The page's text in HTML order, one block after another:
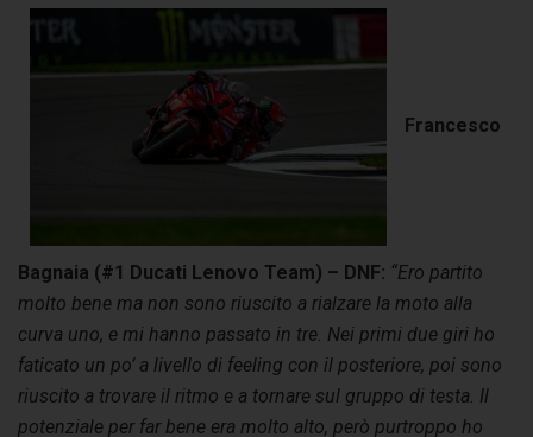
Francesco
Bagnaia (#1 Ducati Lenovo Team) – DNF: “Ero partito
molto bene ma non sono riuscito a rialzare la moto alla
curva uno, e mi hanno passato in tre. Nei primi due giri ho
faticato un po’ a livello di feeling con il posteriore, poi sono
riuscito a trovare il ritmo e a tornare sul gruppo di testa. Il
potenziale per far bene era molto alto, però purtroppo ho